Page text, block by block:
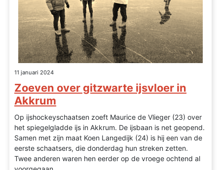
11 januari 2024
Zoeven over gitzwarte ijsvloer in
Akkrum
Op ijshockeyschaatsen zoeft Maurice de Vlieger (23) over
het spiegelgladde ijs in Akkrum. De ijsbaan is net geopend.
Samen met zijn maat Koen Langedijk (24) is hij een van de
eerste schaatsers, die donderdag hun streken zetten.
Twee anderen waren hen eerder op de vroege ochtend al